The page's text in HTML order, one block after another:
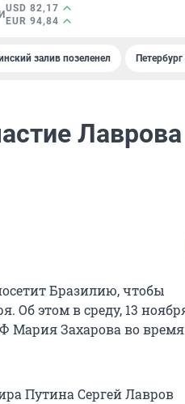
USD 82,17
EUR 94,84
залив позеленел
Бразилию, чтобы
Об этом в среду, 13
Мария Захарова во время
Путина Сергей Лавров